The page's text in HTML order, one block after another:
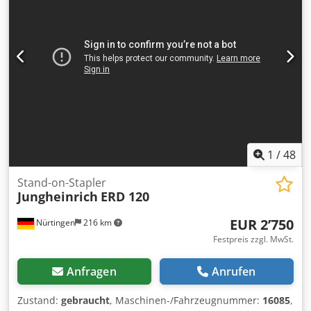
1 /48
Nürtingen 216 km
Stand-on-Stapler
Jungheinrich ERD 120
EUR 2’750
Festpreis zzgl. MwSt.
Anfragen Anrufen
Zustand: gebraucht, Maschinen-/Fahrzeugnummer: 16085,